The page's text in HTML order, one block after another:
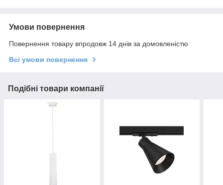
Умови повернення
Повернення товару впродовж 14 днів за домовленістю
Всі умови повернення
Подібні товари компанії